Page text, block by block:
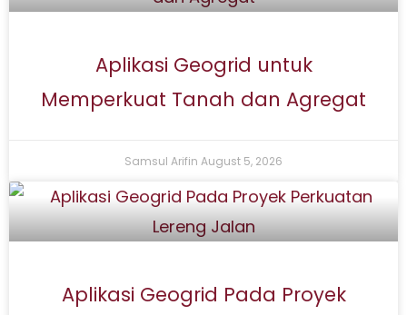
Aplikasi Geogrid untuk
Memperkuat Tanah dan Agregat
Samsul Arifin August 5, 2026
Aplikasi Geogrid Pada Proyek